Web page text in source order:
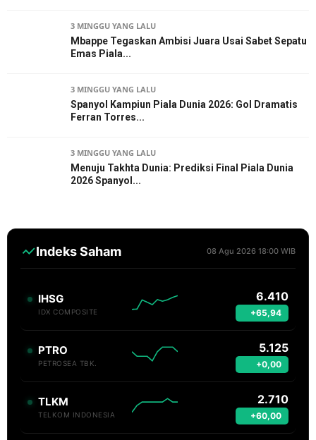
3 MINGGU YANG LALU
Mbappe Tegaskan Ambisi Juara Usai Sabet Sepatu
Emas Piala...
3 MINGGU YANG LALU
Spanyol Kampiun Piala Dunia 2026: Gol Dramatis
Ferran Torres...
3 MINGGU YANG LALU
Menuju Takhta Dunia: Prediksi Final Piala Dunia
2026 Spanyol...
Indeks Saham 08 Agu 2026 18:00 WIB
IHSG
IDX COMPOSITE
6.410
+65,94
PTRO
PETROSEA TBK.
5.125
+0,00
TLKM
TELKOM INDONESIA
2.710
+60,00